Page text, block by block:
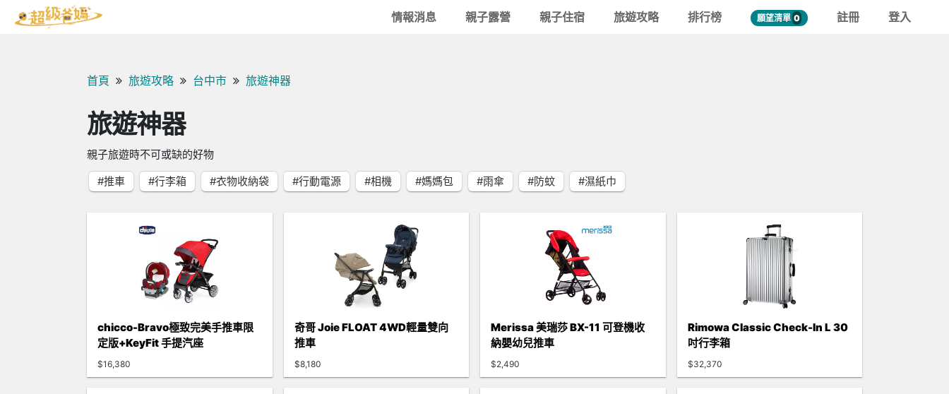
情報消息 親子露營 親子住宿 旅遊攻略 排行榜 願望清單 0 註冊 登入
首頁 旅遊攻略 台中市 旅遊神器
旅遊神器
親子旅遊時不可或缺的好物
#推車
#行李箱 #衣物收納袋 #行動電源 #相機 #媽媽包 #雨傘 #防蚊 #濕紙巾
chicco-Bravo極致完美手推車限
定版+KeyFit 手提汽座
$16,380
奇哥 Joie FLOAT 4WD輕量雙向
推車
$8,180
Merissa 美瑞莎 BX-11 可登機收
納嬰幼兒推車
$2,490
Rimowa Classic Check-In L 30
吋行李箱
$32,370